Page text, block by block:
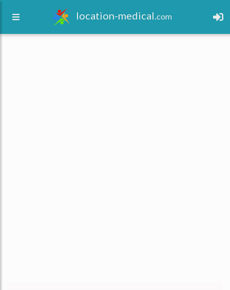
location-medical.com